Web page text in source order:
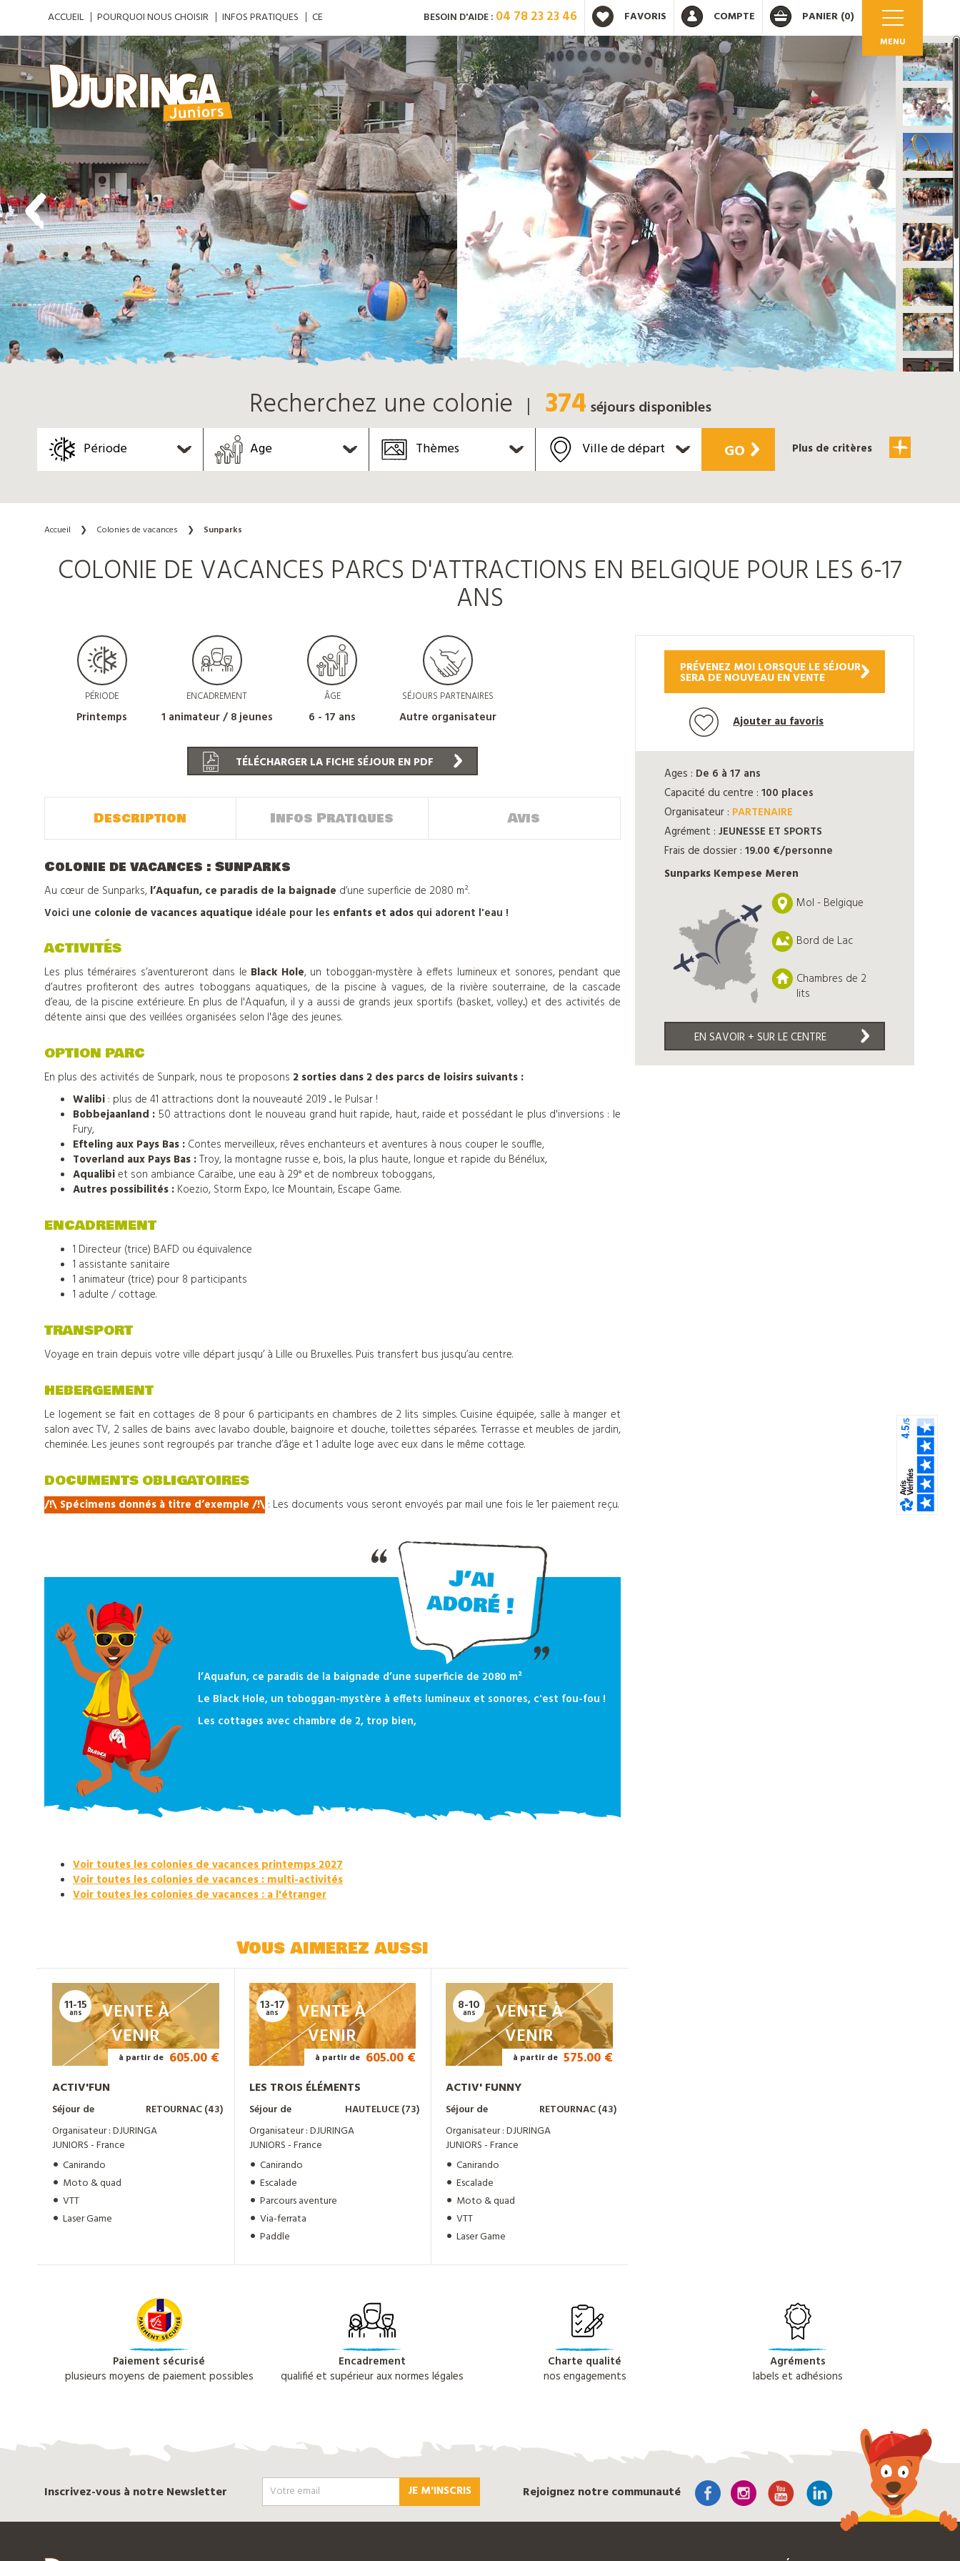
MENU
PANIER (0)
COMPTE
Vous avez déjà un compte ?
OK
Mot de passe oublié ?
Nouveau client ? Créez votre compte
FAVORIS
BESOIN D'AIDE : 04 78 23 23 46
ACCUEIL POURQUOI NOUS CHOISIR INFOS PRATIQUES CE
colonies
vacances
centres
d'hébergements
Informations
pratiques
Djuringa
actualités
Contact
Télécharger
Recherchez une colonie 374 séjoursdisponibles
Période Age Thèmes Ville de départ GO Plus de critères
Accueil ❯ Colonies de vacances ❯ Sunparks
COLONIE DE VACANCES PARCS D'ATTRACTIONS EN BELGIQUE POUR LES 6-17
ANS
PÉRIODE
Printemps
ENCADREMENT
1 animateur / 8 jeunes
ÂGE
6 - 17 ans
SÉJOURS PARTENAIRES
Autre organisateur
TÉLÉCHARGER LA FICHE SÉJOUR EN PDF
Description Infos Pratiques Avis
Colonie de vacances : Sunparks
Au cœur de Sunparks, l’Aquafun, ce paradis de la baignade d’une superficie de 2080 m².
Voici une colonie de vacances aquatique idéale pour les enfants et ados qui adorent l'eau !
ACTIVITÉS
Les plus téméraires s’aventureront dans le Black Hole, un toboggan-mystère à effets lumineux et sonores, pendant que
d’autres profiteront des autres toboggans aquatiques, de la piscine à vagues, de la rivière souterraine, de la cascade
d’eau, de la piscine extérieure. En plus de l'Aquafun, il y a aussi de grands jeux sportifs (basket, volley...) et des activités de
détente ainsi que des veillées organisées selon l'âge des jeunes.
OPTION PARC
En plus des activités de Sunpark, nous te proposons 2 sorties dans 2 des parcs de loisirs suivants :
Walibi : plus de 41 attractions dont la nouveauté 2019 ... le Pulsar !
Bobbejaanland : 50 attractions dont le nouveau grand huit rapide, haut, raide et possédant le plus d'inversions : le
Fury,
Efteling aux Pays Bas : Contes merveilleux, rêves enchanteurs et aventures à nous couper le souffle,
Toverland aux Pays Bas :Troy, la montagne russe e, bois, la plus haute, longue et rapide du Bénélux,
Aqualibiet son ambiance Caraïbe, une eau à 29° et de nombreux toboggans,
Autres possibilités : Koezio, Storm Expo, Ice Mountain, Escape Game.
ENCADREMENT
1 Directeur (trice) BAFD ou équivalence
1 assistante sanitaire
1 animateur (trice) pour 8 participants
1 adulte / cottage.
TRANSPORT
Voyage en train depuis votre ville départ jusqu’ à Lille ou Bruxelles. Puis transfert bus jusqu’au centre.
HEBERGEMENT
Le logement se fait en cottages de 8 pour 6 participants en chambres de 2 lits simples. Cuisine équipée, salle à manger et
salon avec TV, 2 salles de bains avec lavabo double, baignoire et douche, toilettes séparées. Terrasse et meubles de jardin,
cheminée. Les jeunes sont regroupés par tranche d’âge et 1 adulte loge avec eux dans le même cottage.
DOCUMENTS OBLIGATOIRES
/!\ Spécimens donnés à titre d’exemple /!\ : Les documents vous seront envoyés par mail une fois le 1er paiement reçu.
l’Aquafun, ce paradis de la baignade d’une superficie de 2080 m²
Le Black Hole, un toboggan-mystère à effets lumineux et sonores, c'est fou-fou !
Les cottages avec chambre de 2, trop bien,
Voir toutes les colonies de vacances printemps 2027
Voir toutes les colonies de vacances : multi-activités
Voir toutes les colonies de vacances : a l'étranger
Vous aimerez aussi
VENTE À
VENIR
11-15
ans
à partir de 605.00 €
ACTIV'FUN
Séjour de
RETOURNAC (43)
Organisateur : DJURINGA
JUNIORS - France
Canirando
Moto & quad
VTT
Laser Game
VENTE À
VENIR
13-17
ans
à partir de 605.00 €
LES TROIS ÉLÉMENTS
Séjour de
HAUTELUCE (73)
Organisateur : DJURINGA
JUNIORS - France
Canirando
Escalade
Parcours aventure
Via-ferrata
Paddle
VENTE À
VENIR
8-10
ans
à partir de 575.00 €
ACTIV' FUNNY
Séjour de
RETOURNAC (43)
Organisateur : DJURINGA
JUNIORS - France
Canirando
Escalade
Moto & quad
VTT
Laser Game
PRÉVENEZ MOI LORSQUE LE SÉJOUR
SERA DE NOUVEAU EN VENTE
Ajouter au favoris
Ages : De 6 à 17 ans
Capacité du centre : 100 places
Organisateur : PARTENAIRE
Agrément : JEUNESSE ET SPORTS
Frais de dossier : 19.00 €/personne
Sunparks Kempese Meren
Mol - Belgique
Bord de Lac
Chambres de 2
lits
EN SAVOIR + SUR LE CENTRE
Paiement sécurisé
plusieurs moyens de paiement possibles
Encadrement
qualifié et supérieur aux normes légales
Charte qualité
nos engagements
Agréments
labels et adhésions
Inscrivez-vous à notre Newsletter JE M'INSCRIS Rejoignez notre communauté